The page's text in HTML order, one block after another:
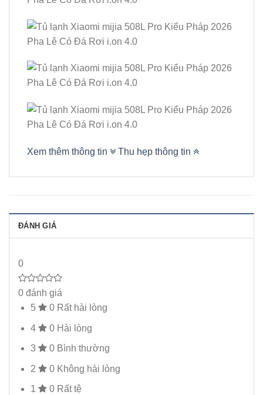
Xem thêm thông tin Thu hẹp thông tin
ĐÁNH GIÁ
0
0 đánh giá
5
0 Rất hài lòng
4 0 Hài lòng
3 0 Bình thường
2 0 Không hài lòng
1 0 Rất tệ